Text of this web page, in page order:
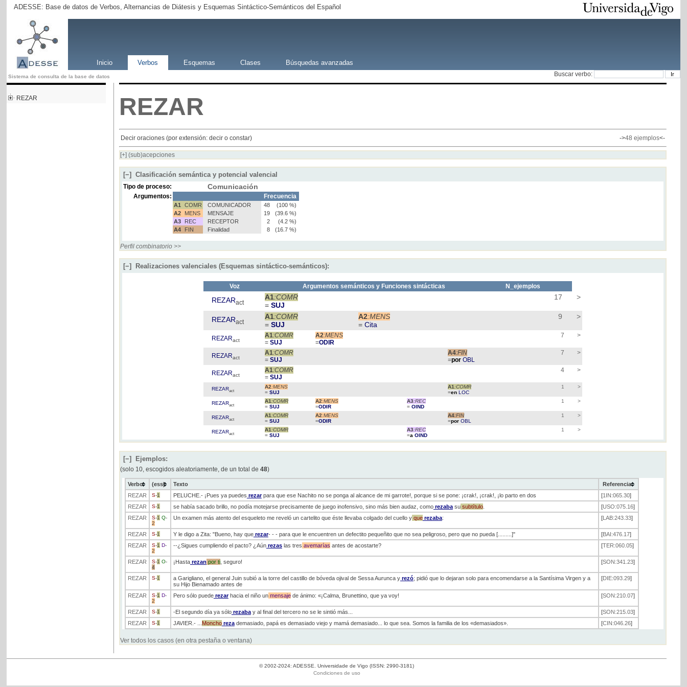
ADESSE: Base de datos de Verbos, Alternancias de Diátesis y Esquemas Sintáctico-Semánticos del Español
Inicio Verbos Esquemas Clases Búsquedas avanzadas
Sistema de consulta de la base de datos Buscar verbo:
REZAR REZAR
Decir oraciones (por extensión: decir o constar) ->48 ejemplos<-
[+](sub)acepciones
[−] Clasificación semántica y potencial valencial
Tipo de proceso: Comunicación
Argumentos: Frecuencia
A1 COMR COMUNICADOR 48
(100 %)
A2
MENS MENSAJE 19
(39.6 %)
A3
REC RECEPTOR 2
(4.2 %)
A4
FIN Finalidad 8 (16.7 %)
Perfil combinatorio >>
[−] Realizaciones valenciales (Esquemas sintáctico-semánticos):
Voz Argumentos semánticos y Funciones sintácticas N_ejemplos
REZARact
A1:COMR
= SUJ
17 >
REZARact
A1:COMR
= SUJ
A2:MENS
= Cita
9 >
REZARact
A1:COMR
= SUJ
A2:MENS
=ODIR
7 >
REZARact
A1:COMR
= SUJ
A4:FIN
=porOBL
7 >
REZARact
A1:COMR
= SUJ
4 >
REZARact
A2:MENS
= SUJ
A1 :COMR
=enLOC
1 >
REZARact
A1 :COMR
= SUJ
A2:MENS
=ODIR
A3:REC
= OIND
1 >
REZARact
A1 :COMR
= SUJ
A2:MENS
=ODIR
A4:FIN
=porOBL
1 >
REZARact
A1 :COMR
= SUJ
A3:REC
=aOIND
1 >
[−] Ejemplos:
(solo 10, escogidos aleatoriamente, de un total de 48)
Verbo (ess) Texto
Referencia
REZAR
S-1 PELUCHE.- ¡Pues ya puedes rezarpara que ese Nachito no se ponga al alcance de mi garrote!, porque si se pone: ¡crak!, ¡crak!, ¡lo parto en dos [1IN:065.30]
REZAR
S-1 se había sacado brillo, no podía motejarse precisamente de juego inofensivo, sino más bien audaz, comorezabasusubtítulo. [USO:075.16]
REZAR
S-1 Q-
2
Un examen más atento del esqueleto me reveló un cartelito que éste llevaba colgado del cuello yquerezaba: [LAB:243.33]
REZAR S-1 Y le digo a Zita: "Bueno, hay querezar- - - para que le encuentren un defectito pequeñito que no sea peligroso, pero que no pueda [.........]" [BAI:476.17]
REZAR
S-1 D-
2
--¿Sigues cumpliendo el pacto? ¿Aúnrezaslas tres avemarías antes de acostarte? [TER:060.05]
REZAR S-1 O-
4
¡Hastarezan porti, seguro! [SON:341.23]
REZAR S-1 a Garigliano, el general Juin subió a la torre del castillo de bóveda ojival de Sessa Aurunca yrezó; pidió que lo dejaran solo para encomendarse a la Santísima Virgen y a
su Hijo Bienamado antes de
[DIE:093.29]
REZAR S-1 D-
2
Pero sólo puederezarhacia el niño unmensajede ánimo: «¡Calma, Brunettino, que ya voy! [SON:210.07]
REZAR S-1 -El segundo día ya sólorezabay al final del tercero no se le sintió más... [SON:215.03]
REZAR
S-1 JAVIER.- ... Monchorezademasiado, papá es demasiado viejo y mamá demasiado... lo que sea. Somos la familia de los «demasiados». [CIN:046.26]
Ver todos los casos (en otra pestaña o ventana)
© 2002-2024: ADESSE. Universidade de Vigo (ISSN: 2990-3181)
Condiciones de uso